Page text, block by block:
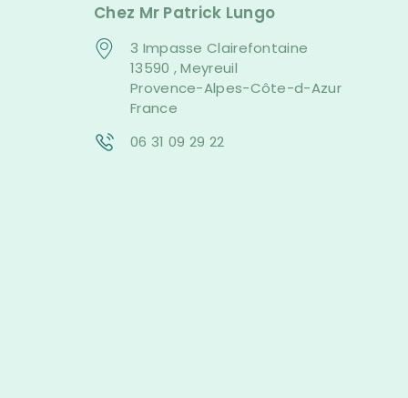
Chez Mr Patrick Lungo
3 Impasse Clairefontaine
13590 , Meyreuil
Provence-Alpes-Côte-d-Azur
France
06 31 09 29 22